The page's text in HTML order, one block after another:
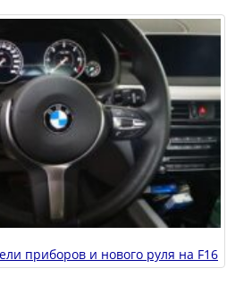
приборов и нового руля на F16